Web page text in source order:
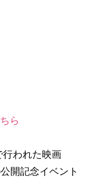
ら
行われた映画
開記念イベント